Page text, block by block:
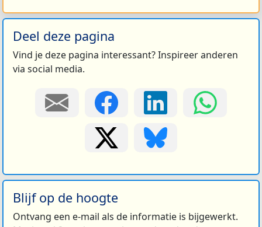
Deel deze pagina
Vind je deze pagina interessant? Inspireer anderen
via social media.
Blijf op de hoogte
Ontvang een e-mail als de informatie is bijgewerkt.